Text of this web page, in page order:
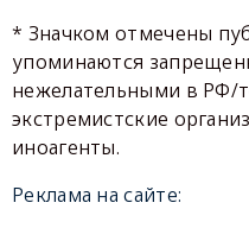
* Значком отмечены
упоминаются
нежелательными в РФ/
экстремистские
иноагенты.
Реклама на сайте: